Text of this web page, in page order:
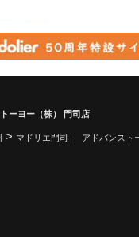
ーヨー（株） 門司店
> マドリエ門司 ｜ アドバンスト